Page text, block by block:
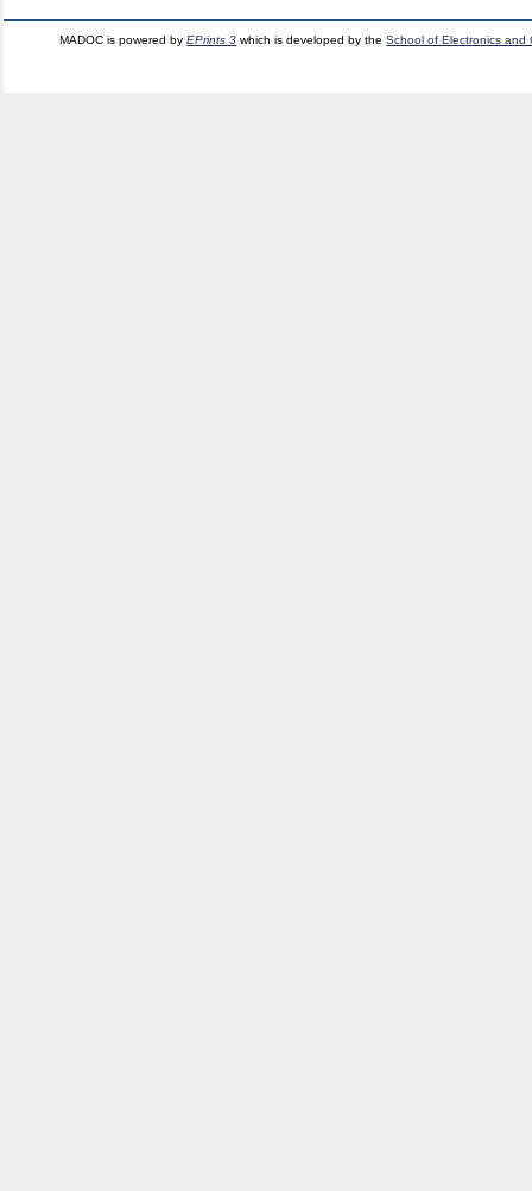
MADOC is powered byEPrints 3 which is developed by theSchool of Electronics and